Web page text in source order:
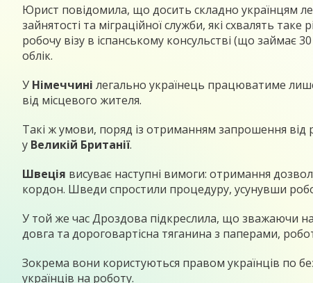
Юрист повідомила, що досить складно українцям
зайнятості та міграційної служби, які схвалять
робочу візу в іспанському консульстві (що займає
облік.
У Німеччині легально українець працюватиме
від місцевого жителя.
Такі ж умови, поряд із отриманням запрошення від
у Великій Британії.
Швеція висуває наступні вимоги: отримання
кордон. Шведи спростили процедуру, усунувши
У той же час Дроздова підкреслила, що зважаючи
довга та дороговартісна тяганина з паперами,
Зокрема вони користуються правом українців по
українців на роботу.